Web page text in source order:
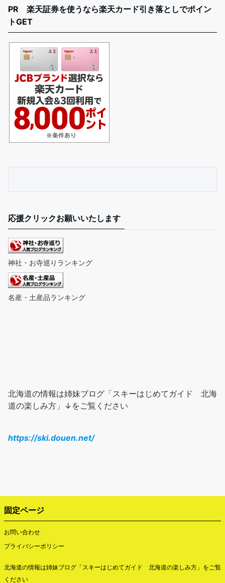
PR 楽天証券を使うなら楽天カード引き落としでポイン
トGET
応援クリックお願いいたします
神社・お寺巡りランキング
名産・土産品ランキング
北海道の情報は姉妹ブログ「スキーはじめてガイド 北海
道の楽しみ方」↓をご覧ください
https://ski.douen.net/
固定ページ
お問い合わせ
プライバシーポリシー
北海道の情報は姉妹ブログ「 スキーはじめてガイド 北海道の楽しみ方 」をご覧
ください